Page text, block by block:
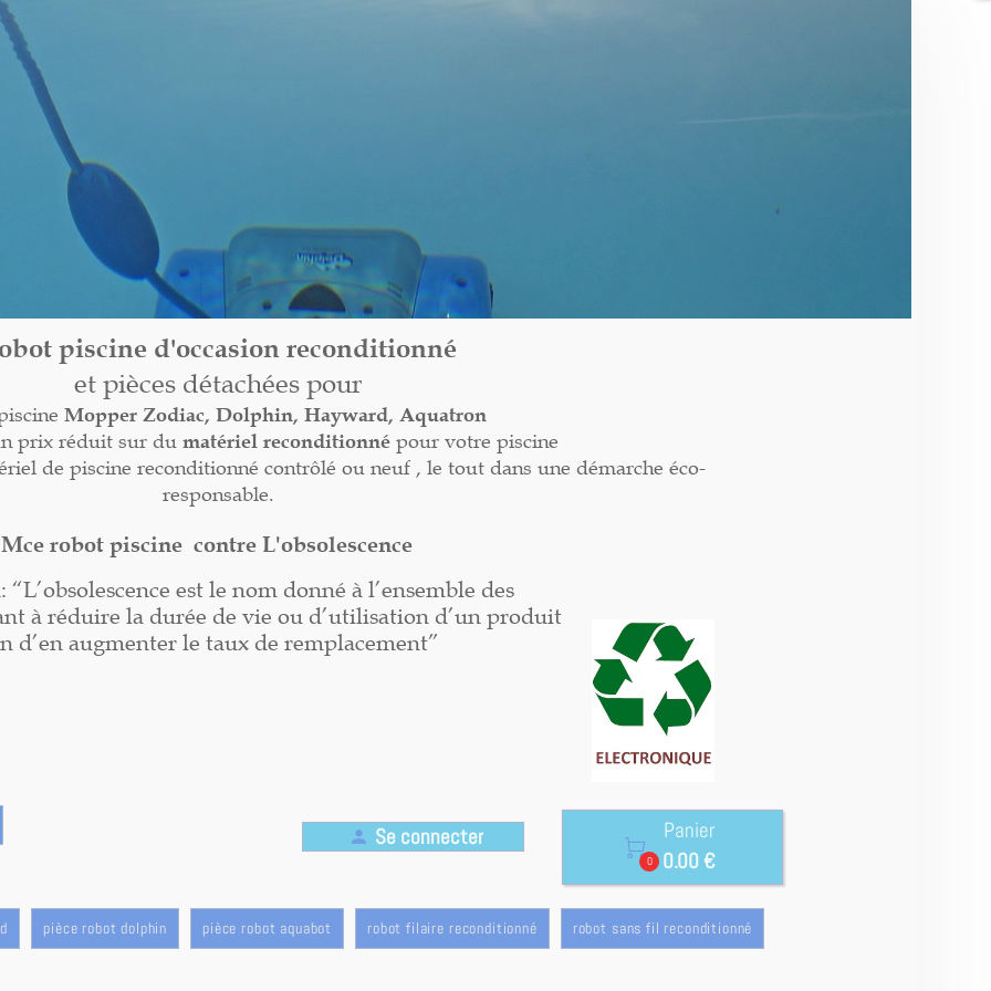
piscine d'occasion reconditionné
et pièces détachées pour
Mopper Zodiac, Dolphin, Hayward, Aquatron
prix réduit sur du matériel reconditionné pour votre piscine
de piscine reconditionné contrôlé ou neuf , le tout dans une démarche éco-
responsable.
Mce robot piscine contre L'obsolescence
est le nom donné à l’ensemble des
à réduire la durée de vie ou d’utilisation d’un produit
d’en augmenter le taux de remplacement”

0
Panier
0.00 €
pièce robot dolphin pièce robot aquabot robot filaire reconditionné robot sans fil reconditionné
person Se connecter